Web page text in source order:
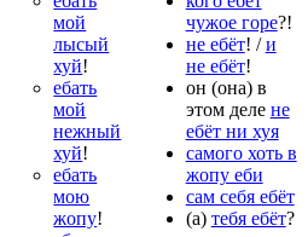
мой
лысый
хуй!
ебать
мой
нежный
хуй!
ебать
мою
жопу!
чужое горе?!
не ебёт! /и
не ебёт!
он (она) в
этом деле не
ебёт ни хуя
самого хоть в
жопу еби
сам себя ебёт
(а) тебя ебёт?